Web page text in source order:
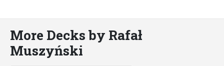
More Decks by Rafał
Muszyński